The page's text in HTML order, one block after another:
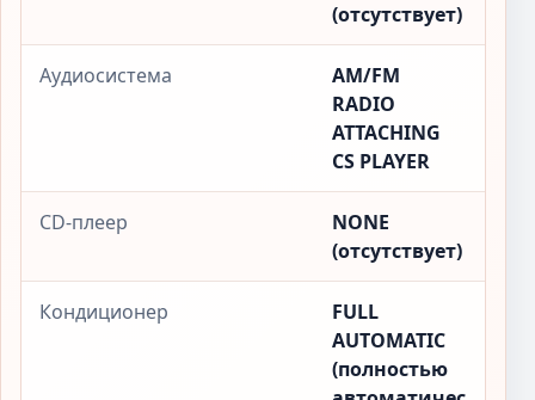
(отсутствует)
Аудиосистема
AM/FM
RADIO
ATTACHING
CS PLAYER
CD-плеер
NONE
(отсутствует)
Кондиционер
FULL
AUTOMATIC
(полностью